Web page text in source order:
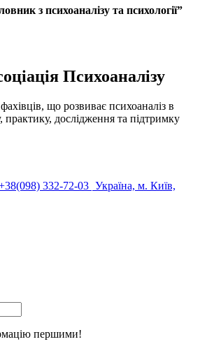
з психоаналізу та психології”
Психоаналізу
що розвиває психоаналіз в
практику, дослідження та підтримку
332-72-03 Україна, м. Київ,
першими!